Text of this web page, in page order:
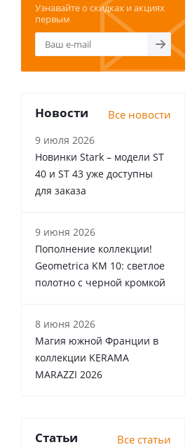
Узнавайте о скидках и акциях
первым
Новости Все новости
9 июля 2026
Новинки Stark – модели ST
40 и ST 43 уже доступны
для заказа
9 июня 2026
Пополнение коллекции!
Geometrica KM 10: светлое
полотно с черной кромкой
8 июня 2026
Магия южной Франции в
коллекции KERAMA
MARAZZI 2026
Статьи Все статьи